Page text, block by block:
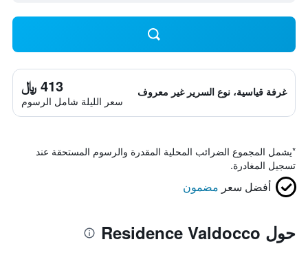
غرفة قياسية، نوع السرير غير معروف 413 ﷼
سعر الليلة شامل الرسوم
*يشمل المجموع الضرائب المحلية المقدرة والرسوم المستحقة عند
تسجيل المغادرة.
أفضل سعر مضمون
حول Residence Valdocco